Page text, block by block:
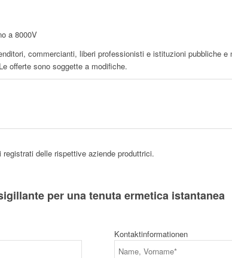
a 8000V
commercianti, liberi professionisti e istituzioni pubbliche
offerte sono soggette a modifiche.
delle rispettive aziende produttrici.
per una tenuta ermetica istantanea
Kontaktinformationen